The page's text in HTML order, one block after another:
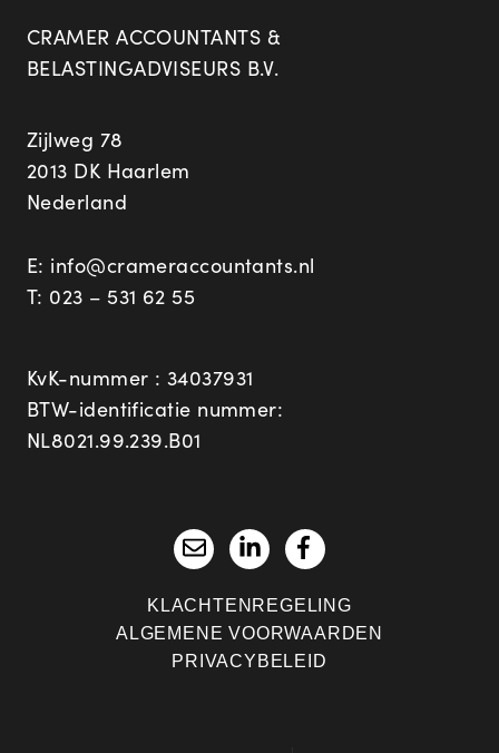
CRAMER ACCOUNTANTS &
BELASTINGADVISEURS B.V.
Zijlweg 78
2013 DK Haarlem
Nederland
E: info@crameraccountants.nl
T: 023 – 531 62 55
KvK-nummer : 34037931
BTW-identificatie nummer:
NL8021.99.239.B01
KLACHTENREGELING
ALGEMENE VOORWAARDEN
PRIVACYBELEID